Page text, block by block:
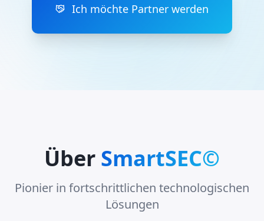
Ich möchte Partner werden
Über SmartSEC©
Pionier in fortschrittlichen technologischen
Lösungen